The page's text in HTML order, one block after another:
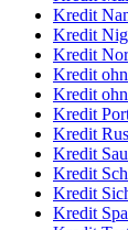
Kredit
Kredit
Kredit
Kredit
Kredit
Kredit
Kredit
Kredit
Kredit
Kredit
Kredit